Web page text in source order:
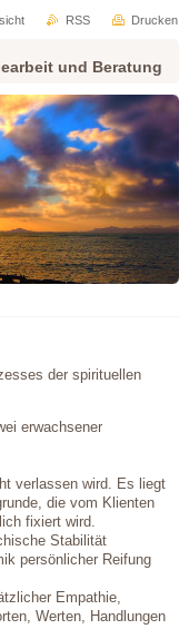
und Beratung
der spirituellen
erwachsener
verlassen wird. Es liegt
die vom Klienten
fixiert wird.
Stabilität
persönlicher Reifung
Empathie,
Werten, Handlungen
RSS Drucken